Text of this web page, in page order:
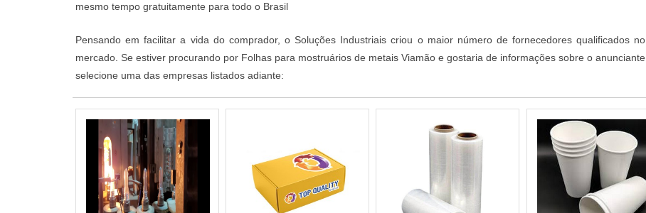
mesmo tempo gratuitamente para todo o Brasil
Pensando em facilitar a vida do comprador, o Soluções Industriais criou o maior número de fornecedores qualificados no
mercado. Se estiver procurando por Folhas para mostruários de metais Viamão e gostaria de informações sobre o anunciante
selecione uma das empresas listados adiante: